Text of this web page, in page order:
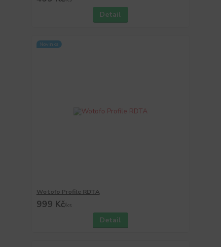
Detail
Novinka
Wotofo Profile RDTA
999 Kč/ks
Detail